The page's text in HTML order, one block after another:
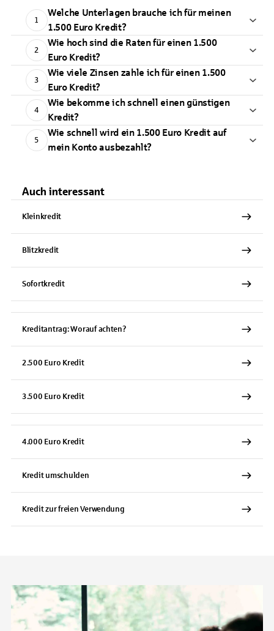
1
Welche Unterlagen brauche ich für meinen
1.500 Euro Kredit?
2
Wie hoch sind die Raten für einen 1.500
Euro Kredit?
3
Wie viele Zinsen zahle ich für einen 1.500
Euro Kredit?
4
Wie bekomme ich schnell einen günstigen
Kredit?
5
Wie schnell wird ein 1.500 Euro Kredit auf
mein Konto ausbezahlt?
Auch interessant
Kleinkredit
Blitzkredit
Sofortkredit
Kreditantrag: Worauf achten?
2.500 Euro Kredit
3.500 Euro Kredit
4.000 Euro Kredit
Kredit umschulden
Kredit zur freien Verwendung